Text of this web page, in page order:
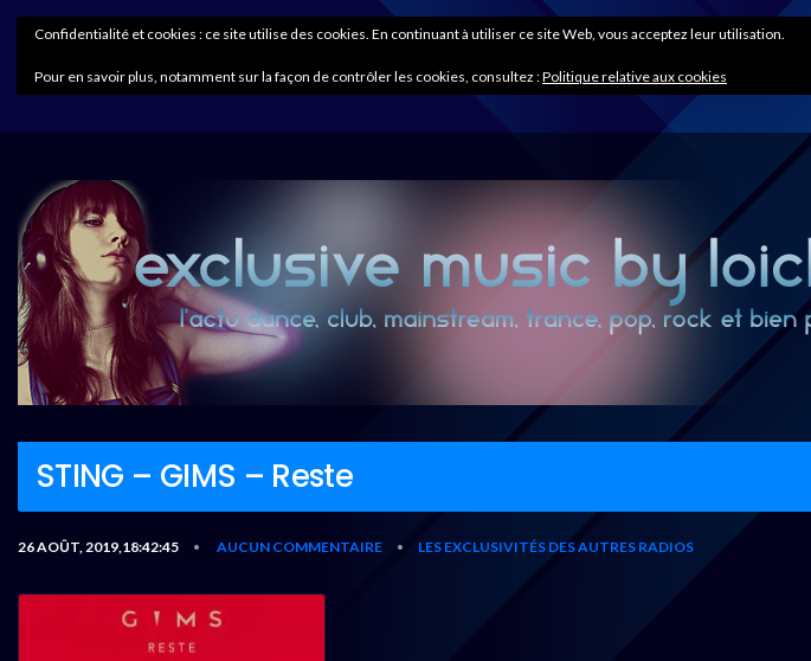
STING – GIMS – Reste
26 AOÛT, 2019,18:42:45 • AUCUN COMMENTAIRE • LES EXCLUSIVITÉS DES AUTRES RADIOS
Confidentialité et cookies : ce site utilise des cookies. En continuant à utiliser ce site Web, vous acceptez leur utilisation.
Pour en savoir plus, notamment sur la façon de contrôler les cookies, consultez :Politique relative aux cookies